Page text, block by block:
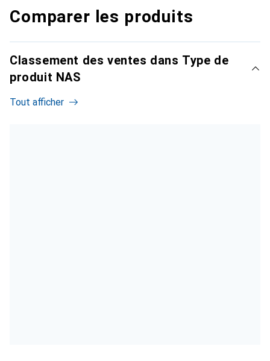
Comparer les produits
Classement des ventes dans Type de
produit NAS
Tout afficher